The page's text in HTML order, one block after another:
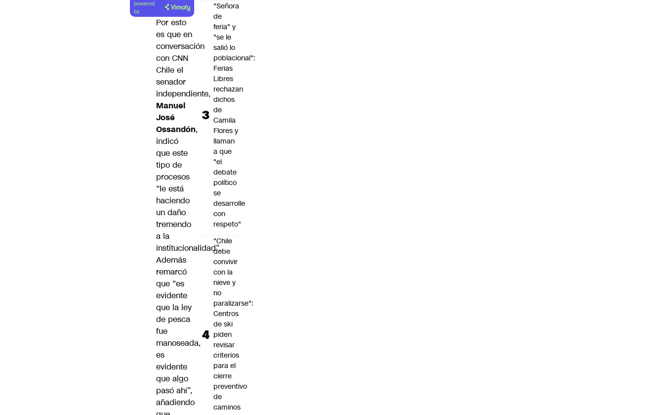
powered
by
Por esto
es que en
conversación
con CNN
Chile el
senador
independiente,
Manuel
José
Ossandón,
indicó
que este
tipo de
procesos
“le está
haciendo
un daño
tremendo
a la
institucionalidad”.
Además
remarcó
que “es
evidente
que la ley
de pesca
fue
manoseada,
es
evidente
que algo
pasó ahí”,
añadiendo
"Señora
de
feria" y
"se le
salió lo
poblacional":
Ferias
Libres
rechazan
dichos
de
Camila
Flores y
llaman
a que
"el
debate
político
se
desarrolle
con
respeto"
"Chile
debe
convivir
con la
nieve y
no
paralizarse":
Centros
de ski
piden
revisar
criterios
para el
cierre
preventivo
de
caminos